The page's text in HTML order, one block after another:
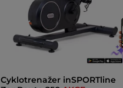
Cyklotrenažer inSPORTline